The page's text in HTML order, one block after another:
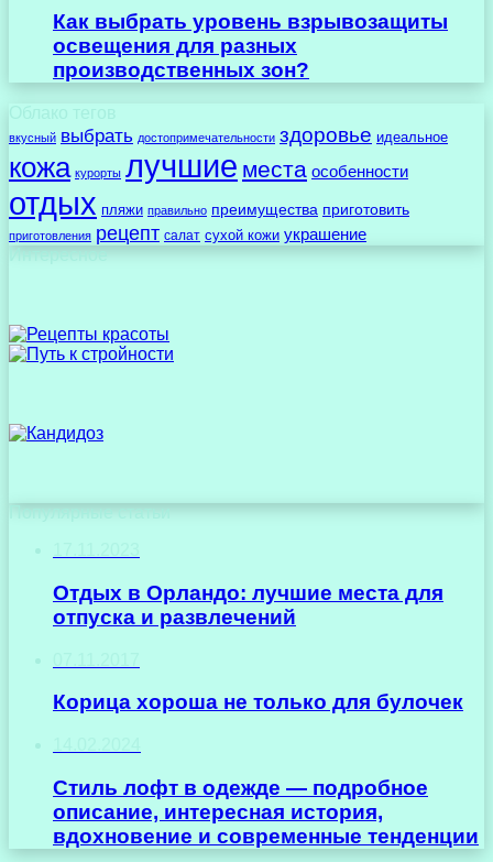
Как выбрать уровень взрывозащиты
освещения для разных
производственных зон?
Облако тегов
вкусный выбрать достопримечательности здоровье идеальное
кожа курорты лучшие места особенности
отдых пляжи правильно преимущества приготовить
приготовления рецепт салат сухой кожи украшение
Отдых в Орландо: лучшие места для
отпуска и развлечений
Корица хороша не только для булочек
Стиль лофт в одежде — подробное
описание, интересная история,
вдохновение и современные тенденции